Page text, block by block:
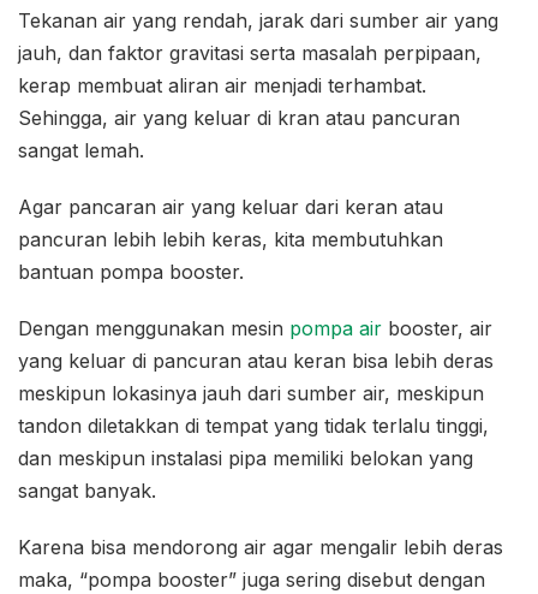
Tekanan air yang rendah, jarak dari sumber air yang
jauh, dan faktor gravitasi serta masalah perpipaan,
kerap membuat aliran air menjadi terhambat.
Sehingga, air yang keluar di kran atau pancuran
sangat lemah.
Agar pancaran air yang keluar dari keran atau
pancuran lebih lebih keras, kita membutuhkan
bantuan pompa booster.
Dengan menggunakan mesin pompa air booster, air
yang keluar di pancuran atau keran bisa lebih deras
meskipun lokasinya jauh dari sumber air, meskipun
tandon diletakkan di tempat yang tidak terlalu tinggi,
dan meskipun instalasi pipa memiliki belokan yang
sangat banyak.
Karena bisa mendorong air agar mengalir lebih deras
maka, “pompa booster” juga sering disebut dengan